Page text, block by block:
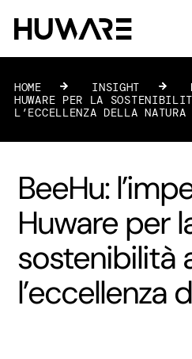
HOME » INSIGHT »
HUWARE PER LA
L’ECCELLENZA DELLA NATURA
BeeHu:
Huware per
sostenibilità
l’eccellenza